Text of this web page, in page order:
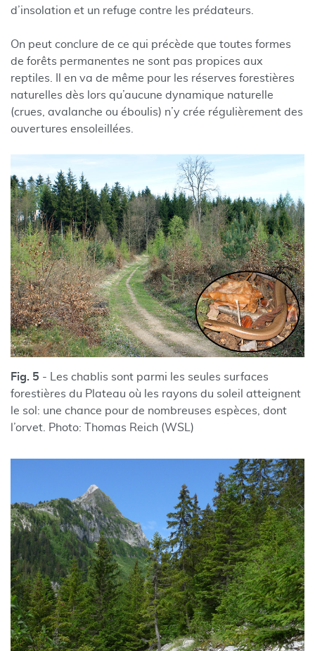
d’insolation et un refuge contre les prédateurs.
On peut conclure de ce qui précède que toutes formes
de forêts permanentes ne sont pas propices aux
reptiles. Il en va de même pour les réserves forestières
naturelles dès lors qu’aucune dynamique naturelle
(crues, avalanche ou éboulis) n’y crée régulièrement des
ouvertures ensoleillées.
Fig. 5 - Les chablis sont parmi les seules surfaces
forestières du Plateau où les rayons du soleil atteignent
le sol: une chance pour de nombreuses espèces, dont
l’orvet. Photo: Thomas Reich (WSL)